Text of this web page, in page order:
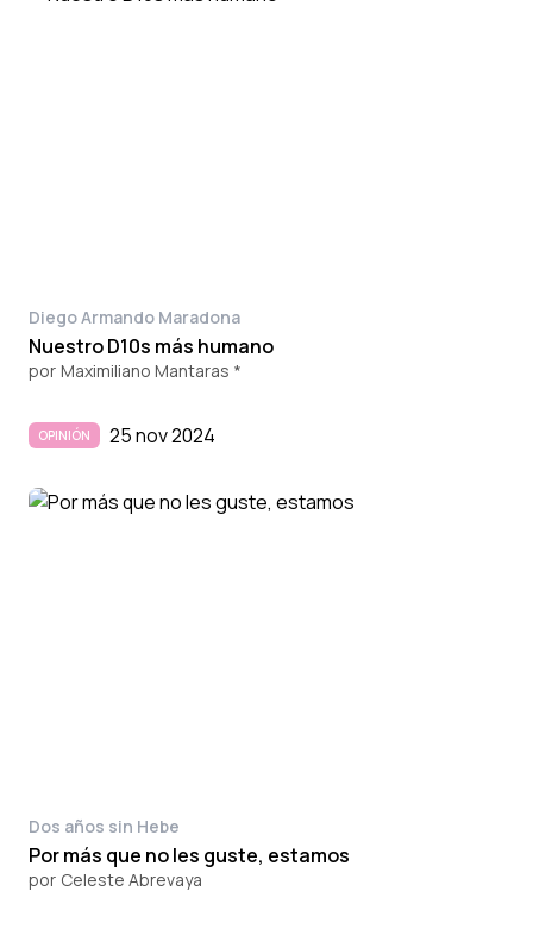
Diego Armando Maradona
Nuestro D10s más humano
por Maximiliano Mantaras *
OPINIÓN 25 nov 2024
Dos años sin Hebe
Por más que no les guste, estamos
por Celeste Abrevaya